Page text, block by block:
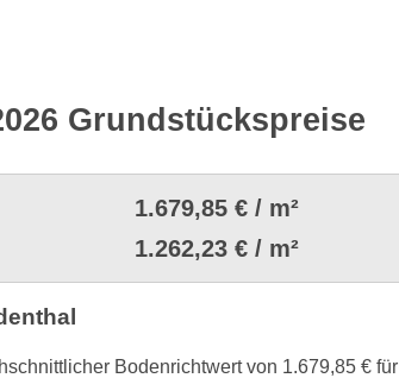
Grundstückspreise
1.679,85 € / m²
1.262,23 € / m²
Bodenrichtwert von 1.679,85 €